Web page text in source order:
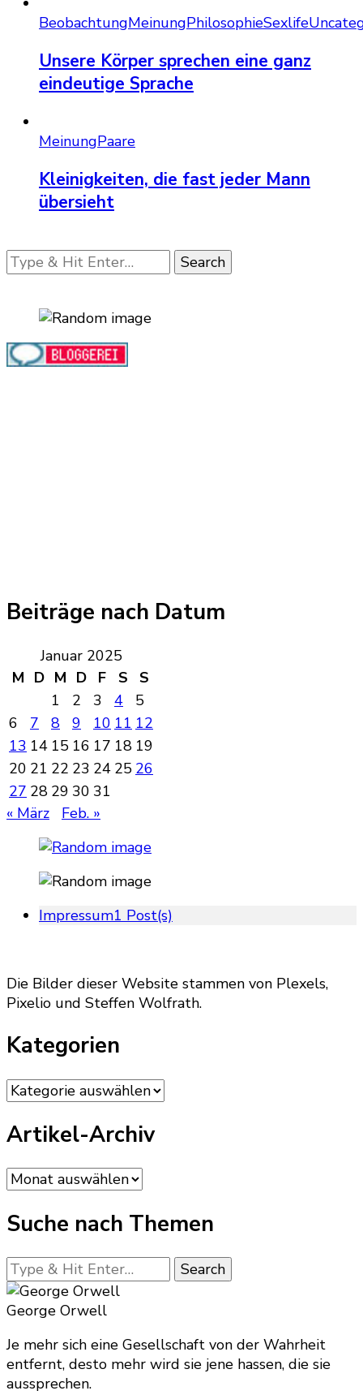
BeobachtungMeinungPhilosophieSexlife
Unsere Körper sprechen eine ganz
eindeutige Sprache
MeinungPaare
Kleinigkeiten, die fast jeder Mann
übersieht
Looking
for
Beiträge nach Datum
Januar 2025
M D M D F S
S
1
2 3 4
5
6
7 8 9 10 11 12
13 14 15 16 17 18 19
20 21 22 23 24 25 26
27 28 29 30 31
« März
Feb. »
Impressum1 Post(s)
Die Bilder dieser Website stammen von Plexels,
Pixelio und Steffen Wolfrath.
Kategorien
Kategorien
Artikel-Archiv
Artikel-
Archiv
Suche nach Themen
Looking
for
Something?
George Orwell
Je mehr sich eine Gesellschaft von der Wahrheit
entfernt, desto mehr wird sie jene hassen, die sie
aussprechen.